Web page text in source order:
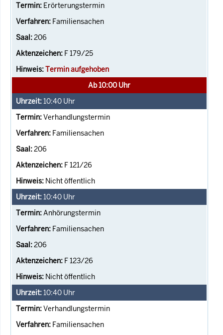
Erörterungstermin
Familiensachen
206
F 179/25
Termin aufgehoben
Ab 10:00 Uhr
10:40 Uhr
Verhandlungstermin
Familiensachen
206
F 121/26
Nicht öffentlich
10:40 Uhr
Anhörungstermin
Familiensachen
206
F 123/26
Nicht öffentlich
10:40 Uhr
Verhandlungstermin
Familiensachen